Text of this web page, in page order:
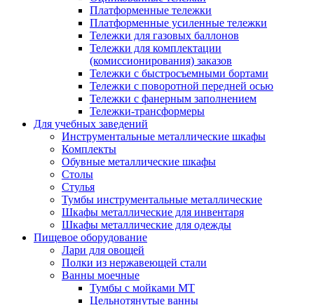
Платформенные тележки
Платформенные усиленные тележки
Тележки для газовых баллонов
Тележки для комплектации
(комиссионирования) заказов
Тележки с быстросъемными бортами
Тележки с поворотной передней осью
Тележки с фанерным заполнением
Тележки-трансформеры
Для учебных заведений
Инструментальные металлические шкафы
Комплекты
Обувные металлические шкафы
Столы
Стулья
Тумбы инструментальные металлические
Шкафы металлические для инвентаря
Шкафы металлические для одежды
Пищевое оборудование
Лари для овощей
Полки из нержавеющей стали
Ванны моечные
Тумбы с мойками МТ
Цельнотянутые ванны